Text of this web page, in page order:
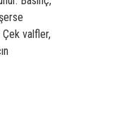
valfler,